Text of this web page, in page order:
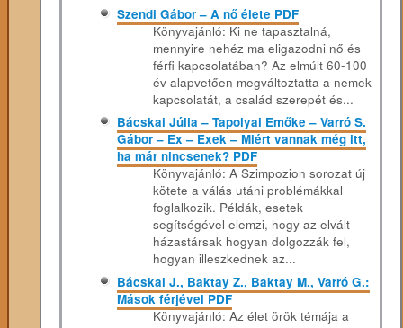
Szendi Gábor – A nő élete PDF
Könyvajánló: Ki ne tapasztalná,
mennyire nehéz ma eligazodni nő és
férfi kapcsolatában? Az elmúlt 60-100
év alapvetően megváltoztatta a nemek
kapcsolatát, a család szerepét és...
Bácskai Júlia – Tapolyai Emőke – Varró S.
Gábor – Ex – Exek – Miért vannak még itt,
ha már nincsenek? PDF
Könyvajánló: A Szimpozion sorozat új
kötete a válás utáni problémákkal
foglalkozik. Példák, esetek
segítségével elemzi, hogy az elvált
házastársak hogyan dolgozzák fel,
hogyan illeszkednek az...
Bácskai J., Baktay Z., Baktay M., Varró G.:
Mások férjével PDF
Könyvajánló: Az élet örök témája a